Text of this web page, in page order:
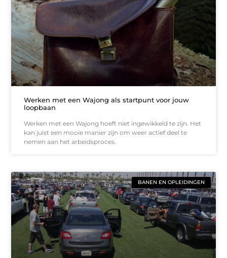
Werken met een Wajong als startpunt voor jouw
loopbaan
Werken met een Wajong hoeft niet ingewikkeld te zijn. Het
kan juist een mooie manier zijn om weer actief deel te
nemen aan het arbeidsproces.
BANEN EN OPLEIDINGEN